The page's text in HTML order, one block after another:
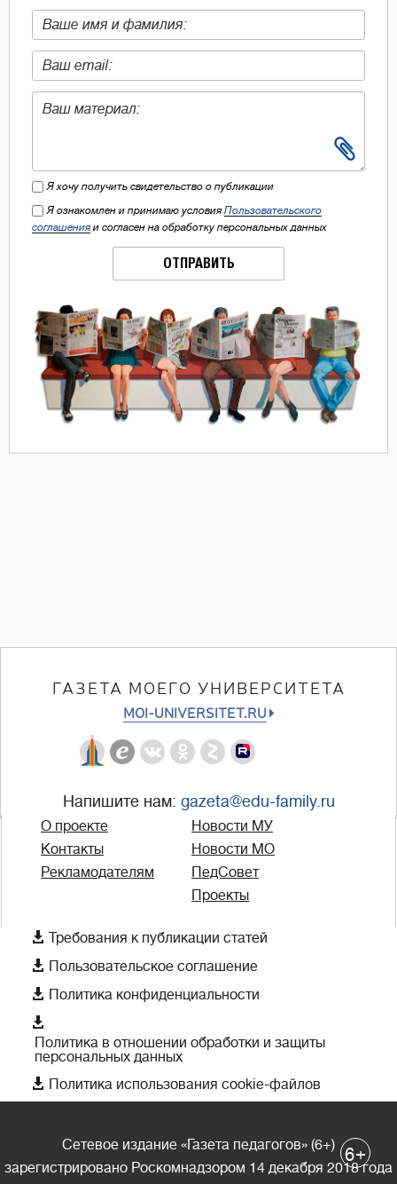
Я хочу получить свидетельство о публикации
Я ознакомлен и принимаю условия Пользовательского
соглашения и согласен на обработку персональных данных
ОТПРАВИТЬ
ГАЗЕТА МОЕГО УНИВЕРСИТЕТА
MOI-UNIVERSITET.RU
Напишите нам: gazeta@edu-family.ru
О проекте
Контакты
Рекламодателям
Новости МУ
Новости МО
ПедСовет
Проекты
 Требования к публикации статей
 Пользовательское соглашение
 Политика конфиденциальности

Политика в отношении обработки и защиты
персональных данных
 Политика использования cookie-файлов
Сетевое издание «Газета педагогов» (6+)
зарегистрировано Роскомнадзором 14 декабря 2018 года
6+